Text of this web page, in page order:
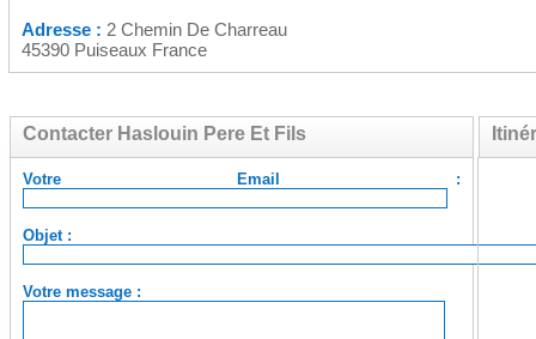
Adresse : 2 Chemin De Charreau
45390 Puiseaux France
Contacter Haslouin Pere Et Fils
Votre Email :
Objet :
Votre message :